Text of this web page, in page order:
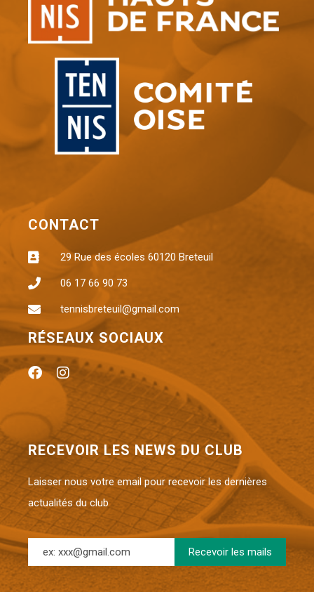
CONTACT
29 Rue des écoles 60120 Breteuil
06 17 66 90 73
tennisbreteuil@gmail.com
RÉSEAUX SOCIAUX
RECEVOIR LES NEWS DU CLUB
Laisser nous votre email pour recevoir les dernières
actualités du club